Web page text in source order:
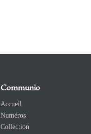
Communio
Accueil
Numéros
Collection